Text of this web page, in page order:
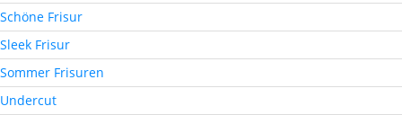
Schöne Frisur
Sleek Frisur
Sommer Frisuren
Undercut